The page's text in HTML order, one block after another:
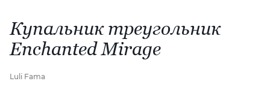
Купальник треугольник
Enchanted Mirage
Luli Fama